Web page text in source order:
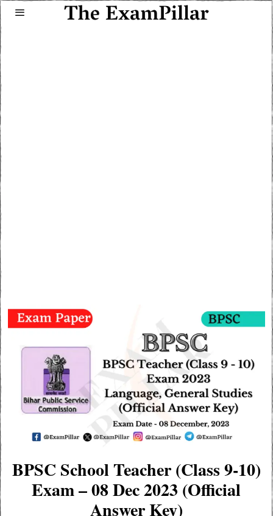
BPSC School Teacher (Class 9-10)
Exam – 08 Dec 2023 (Official
Answer Key)